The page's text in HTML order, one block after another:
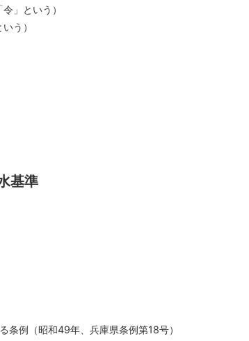
」という）
う）
基準
条例（昭和49年、兵庫県条例第18号）